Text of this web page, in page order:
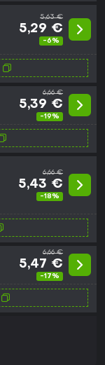
5,63 €
5,29 €
-6%
6,66 €
5,39 €
-19%
6,66 €
5,43 €
-18%
6,66 €
5,47 €
-17%